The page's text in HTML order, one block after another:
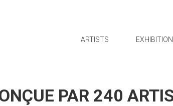
ARTISTS
PAR 240